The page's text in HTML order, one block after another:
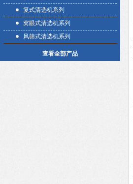
复式清选机系列
窝眼式清选机系列
风筛式清选机系列
查看全部产品